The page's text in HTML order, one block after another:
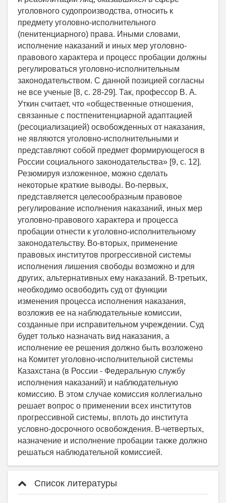
Список литературы